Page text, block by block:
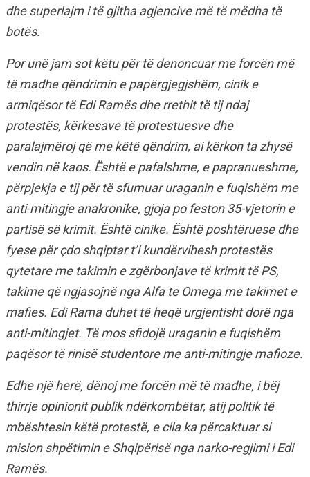
dhe superlajm i të gjitha agjencive më të mëdha të
botës.
Por unë jam sot këtu për të denoncuar me forcën më
të madhe qëndrimin e papërgjegjshëm, cinik e
armiqësor të Edi Ramës dhe rrethit të tij ndaj
protestës, kërkesave të protestuesve dhe
paralajmëroj që me këtë qëndrim, ai kërkon ta zhysë
vendin në kaos. Është e pafalshme, e papranueshme,
përpjekja e tij për të sfumuar uraganin e fuqishëm me
anti-mitingje anakronike, gjoja po feston 35-vjetorin e
partisë së krimit. Është cinike. Është poshtëruese dhe
fyese për çdo shqiptar t’i kundërvihesh protestës
qytetare me takimin e zgërbonjave të krimit të PS,
takime që ngjasojnë nga Alfa te Omega me takimet e
mafies. Edi Rama duhet të heqë urgjentisht dorë nga
anti-mitingjet. Të mos sfidojë uraganin e fuqishëm
paqësor të rinisë studentore me anti-mitingje mafioze.
Edhe një herë, dënoj me forcën më të madhe, i bëj
thirrje opinionit publik ndërkombëtar, atij politik të
mbështesin këtë protestë, e cila ka përcaktuar si
mision shpëtimin e Shqipërisë nga narko-regjimi i Edi
Ramës.